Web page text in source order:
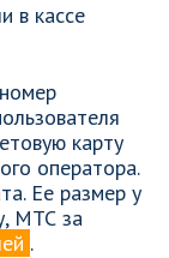
в кассе
карту
оператора.
Ее размер у
МТС за
.